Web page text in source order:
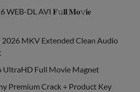
WEB-DL AVI 𝐅𝚞𝐥𝐥 𝐌𝐨𝚟𝐢𝐞
2026 MKV Extended Clean Audio
UltraHD Full Movie Magnet
Premium Crack + Product Key